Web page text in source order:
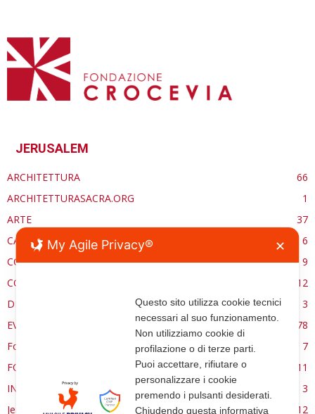
JERUSALEM
ARCHITETTURA
66
ARCHITETTURASACRA.ORG
1
ARTE
37
CARE ECCLESSIA
6
CONSERVAZIONE
9
CONTROCANTO
12
DE RE AEDIFICATORIA
3
EVENTI
78
Forma, spazio e ordine
7
FORMAZIONE
11
INTERVIEW
3
Jerusalem
12
My Agile Privacy® ✕
Questo sito utilizza cookie tecnici
necessari al suo funzionamento.
Non utilizziamo cookie di
profilazione o di terze parti.
Puoi accettare, rifiutare o
personalizzare i cookie
premendo i pulsanti desiderati.
Chiudendo questa informativa